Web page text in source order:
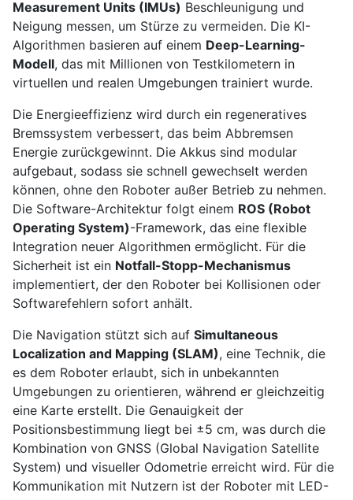
Measurement Units (IMUs) Beschleunigung und
Neigung messen, um Stürze zu vermeiden. Die KI-
Algorithmen basieren auf einem Deep-Learning-
Modell, das mit Millionen von Testkilometern in
virtuellen und realen Umgebungen trainiert wurde.
Die Energieeffizienz wird durch ein regeneratives
Bremssystem verbessert, das beim Abbremsen
Energie zurückgewinnt. Die Akkus sind modular
aufgebaut, sodass sie schnell gewechselt werden
können, ohne den Roboter außer Betrieb zu nehmen.
Die Software-Architektur folgt einem ROS (Robot
Operating System)-Framework, das eine flexible
Integration neuer Algorithmen ermöglicht. Für die
Sicherheit ist ein Notfall-Stopp-Mechanismus
implementiert, der den Roboter bei Kollisionen oder
Softwarefehlern sofort anhält.
Die Navigation stützt sich auf Simultaneous
Localization and Mapping (SLAM), eine Technik, die
es dem Roboter erlaubt, sich in unbekannten
Umgebungen zu orientieren, während er gleichzeitig
eine Karte erstellt. Die Genauigkeit der
Positionsbestimmung liegt bei ±5 cm, was durch die
Kombination von GNSS (Global Navigation Satellite
System) und visueller Odometrie erreicht wird. Für die
Kommunikation mit Nutzern ist der Roboter mit LED-